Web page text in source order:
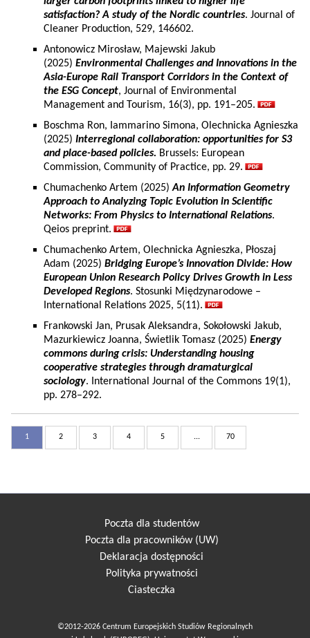
satisfaction? A study of the Nordic countries. Journal of
Cleaner Production, 529, 146602.
Antonowicz Mirosław, Majewski Jakub
(2025) Environmental Challenges and Innovations in the
Asia-Europe Rail Transport Corridors in the Context of
the ESG Concept, Journal of Environmental
Management and Tourism, 16(3), pp. 191–205.
Boschma Ron, Iammarino Simona, Olechnicka Agnieszka
(2025) Interregional collaboration: opportunities for S3
and place-based policies. Brussels: European
Commission, Community of Practice, pp. 29.
Chumachenko Artem (2025)An Information Geometry
Approach to Analyzing Topic Evolution in Scientific
Networks: From Physics to International Relations.
Qeios preprint.
Chumachenko Artem, Olechnicka Agnieszka, Płoszaj
Adam (2025) Bridging Europe’s Innovation Divide: How
European Union Research Policy Drives Growth in Less
Developed Regions. Stosunki Międzynarodowe –
International Relations 2025, 5(11).
Frankowski Jan, Prusak Aleksandra, Sokołowski Jakub,
Mazurkiewicz Joanna, Świetlik Tomasz (2025) Energy
commons during crisis: Understanding housing
cooperative strategies through dramaturgical
sociology. International Journal of the Commons 19(1),
pp. 278–292.
1 2 3 4 5 ... 70
Poczta dla studentów
Poczta dla pracowników (UW)
Deklaracja dostępności
Polityka prywatności
Ciasteczka
©2012-2026 Centrum Europejskich Studiów Regionalnych